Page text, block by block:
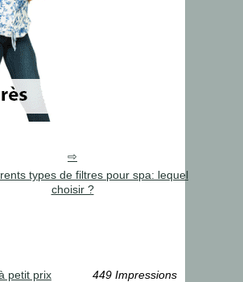
types de filtres pour spa: lequel
choisir ?
petit prix 449 Impressions